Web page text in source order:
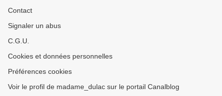
Contact
Signaler un abus
C.G.U.
Cookies et données personnelles
Préférences cookies
Voir le profil de madame_dulac sur le portail Canalblog